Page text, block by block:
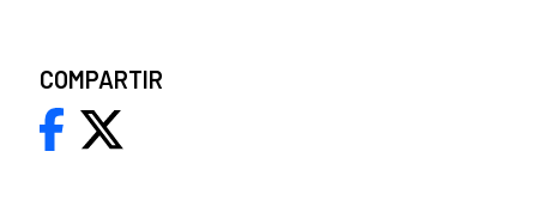
COMPARTIR